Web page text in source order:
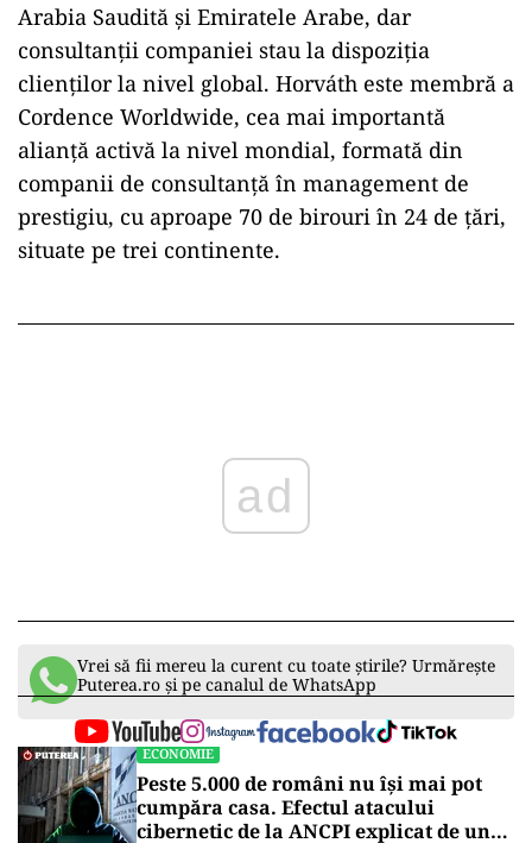
Arabia Saudită și Emiratele Arabe, dar
consultanții companiei stau la dispoziția
clienților la nivel global. Horváth este membră a
Cordence Worldwide, cea mai importantă
alianță activă la nivel mondial, formată din
companii de consultanță în management de
prestigiu, cu aproape 70 de birouri în 24 de țări,
situate pe trei continente.
ad
Vrei să fii mereu la curent cu toate știrile? Urmărește
Puterea.ro și pe canalul de WhatsApp
ECONOMIE
Peste 5.000 de români nu își mai pot
cumpăra casa. Efectul atacului
cibernetic de la ANCPI explicat de un